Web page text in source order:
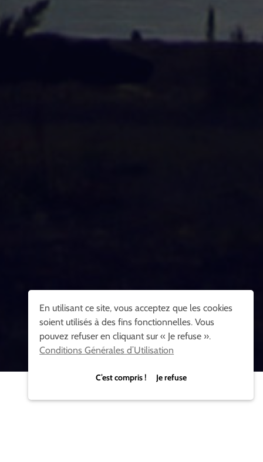
En utilisant ce site, vous acceptez que les cookies
soient utilisés à des fins fonctionnelles. Vous
pouvez refuser en cliquant sur « Je refuse ».
Conditions Générales d’Utilisation
C’est compris ! Je refuse